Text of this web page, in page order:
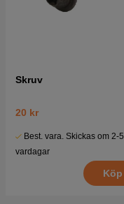
Skruv
20 kr
Best. vara. Skickas om 2-5
vardagar
Köp